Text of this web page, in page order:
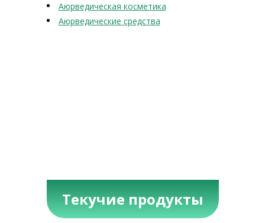
Аюрведическая косметика
Аюрведические средства
Текучие продукты